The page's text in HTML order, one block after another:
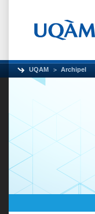
UQAM Archipel